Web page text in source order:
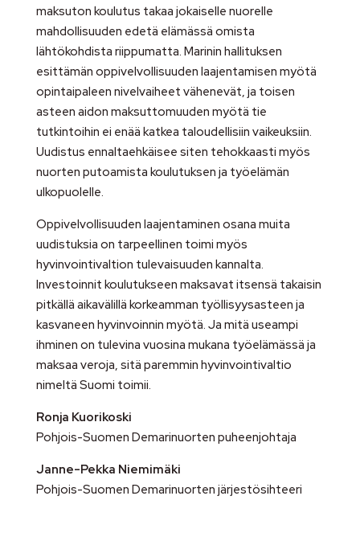
maksuton koulutus takaa jokaiselle nuorelle
mahdollisuuden edetä elämässä omista
lähtökohdista riippumatta. Marinin hallituksen
esittämän oppivelvollisuuden laajentamisen myötä
opintaipaleen nivelvaiheet vähenevät, ja toisen
asteen aidon maksuttomuuden myötä tie
tutkintoihin ei enää katkea taloudellisiin vaikeuksiin.
Uudistus ennaltaehkäisee siten tehokkaasti myös
nuorten putoamista koulutuksen ja työelämän
ulkopuolelle.
Oppivelvollisuuden laajentaminen osana muita
uudistuksia on tarpeellinen toimi myös
hyvinvointivaltion tulevaisuuden kannalta.
Investoinnit koulutukseen maksavat itsensä takaisin
pitkällä aikavälillä korkeamman työllisyysasteen ja
kasvaneen hyvinvoinnin myötä. Ja mitä useampi
ihminen on tulevina vuosina mukana työelämässä ja
maksaa veroja, sitä paremmin hyvinvointivaltio
nimeltä Suomi toimii.
Ronja Kuorikoski
Pohjois-Suomen Demarinuorten puheenjohtaja
Janne-Pekka Niemimäki
Pohjois-Suomen Demarinuorten järjestösihteeri